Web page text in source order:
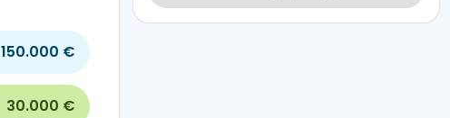
150.000 €
30.000 €